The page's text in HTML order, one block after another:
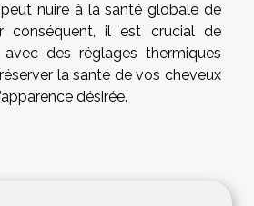
nuire à la santé globale de
conséquent, il est crucial de
des réglages thermiques
la santé de vos cheveux
désirée.